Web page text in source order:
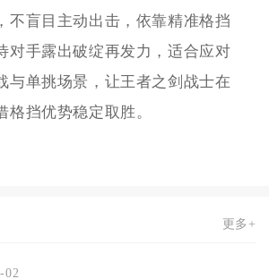
不盲目主动出击，依靠精准格挡
对手露出破绽再发力，适合应对
与单挑场景，让王者之剑战士在
格挡优势稳定取胜。
更多+
02